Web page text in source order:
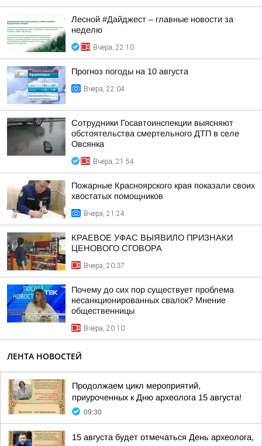
Лесной #Дайджест – главные новости за
неделю
Вчера, 22:10
Прогноз погоды на 10 августа
Вчера, 22:04
Сотрудники Госавтоинспекции выясняют
обстоятельства смертельного ДТП в селе
Овсянка
Вчера, 21:54
Пожарные Красноярского края показали своих
хвостатых помощников
Вчера, 21:24
КРАЕВОЕ УФАС ВЫЯВИЛО ПРИЗНАКИ
ЦЕНОВОГО СГОВОРА
Вчера, 20:37
Почему до сих пор существует проблема
несанкционированных свалок? Мнение
общественницы
Вчера, 20:10
ЛЕНТА НОВОСТЕЙ
Продолжаем цикл мероприятий,
приуроченных к Дню археолога 15 августа!
09:30
15 августа будет отмечаться День археолога,